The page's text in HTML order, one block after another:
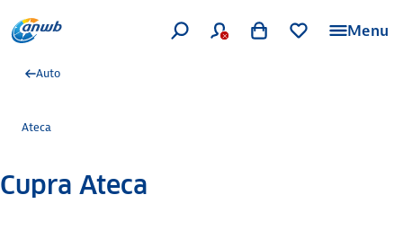
Menu
Auto
Ateca
Cupra Ateca